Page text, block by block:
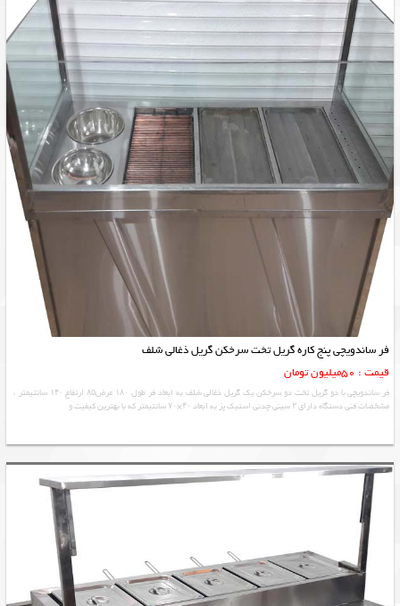
فر ساندویچی پنج کاره گریل تخت سرخکن گریل ذغالی شلف
قیمت : 50میلیون تومان
فر ساندویچی با دو گریل تخت دو سرخکن یک گریل ذغالی شلف به ابعاد فر طول ۱۸۰ عرض۸۵ ارتفاع ۱۴۰ سانتیمتر ،
مشخصات فنی دستگاه دارای ۲ سینی چدنی استیک پز به ابعاد ۴۰×۷۰ سانتیمتر که با بهترین کیفیت و